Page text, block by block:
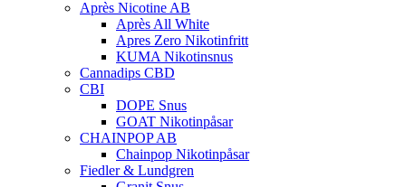
Après Nicotine AB
Après All White
Apres Zero Nikotinfritt
KUMA Nikotinsnus
Cannadips CBD
CBI
DOPE Snus
GOAT Nikotinpåsar
CHAINPOP AB
Chainpop Nikotinpåsar
Fiedler & Lundgren